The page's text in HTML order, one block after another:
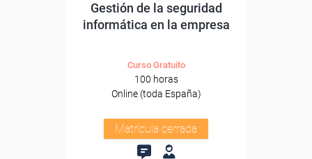
Gestión de la seguridad
informática en la empresa
Curso Gratuito
100 horas
Online (toda España)
Matrícula cerrada